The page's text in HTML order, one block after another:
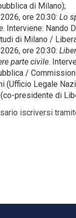
di Milano);
ore 20:30: Lo
. Interviene: Nando
di Milano /
ore 20:30:
parte civile.
/
(Ufficio Legale
presidente di
iscriversi